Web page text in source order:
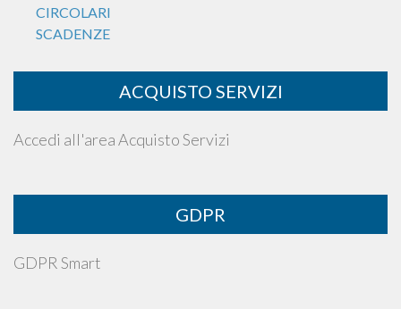
CIRCOLARI
SCADENZE
ACQUISTO SERVIZI
Accedi all'area Acquisto Servizi
GDPR
GDPR Smart